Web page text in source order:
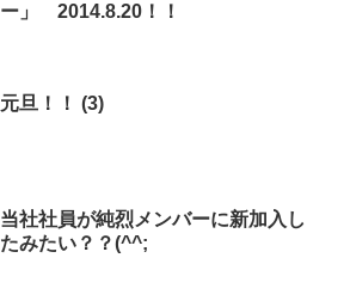
ー」 2014.8.20！！
元旦！！ (3)
当社社員が純烈メンバーに新加入し
たみたい？？(^^;